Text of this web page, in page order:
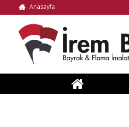
Anasayfa